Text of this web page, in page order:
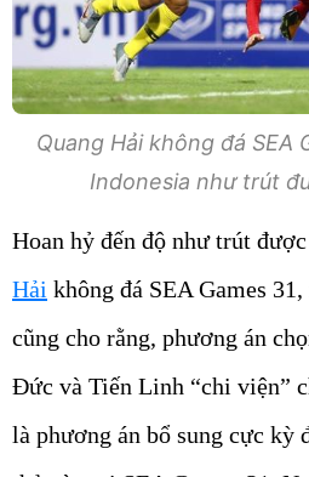
Quang Hải không đá SEA
Indonesia như trút
Hoan hỷ đến độ như trút
Hải không đá SEA Games
cũng cho rằng, phương án
Đức và Tiến Linh “chi viện”
là phương án bổ sung cực kỳ